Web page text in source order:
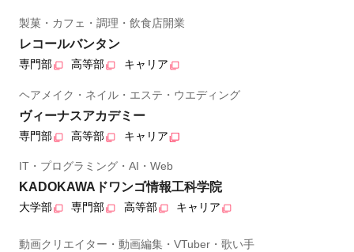
製菓・カフェ・調理・飲食店開業
レコールバンタン
専門部 高等部 キャリア
ヘアメイク・ネイル・エステ・ウエディング
ヴィーナスアカデミー
専門部 高等部 キャリア
IT・プログラミング・AI・Web
KADOKAWAドワンゴ情報工科学院
大学部 専門部 高等部 キャリア
動画クリエイター・動画編集・VTuber・歌い手